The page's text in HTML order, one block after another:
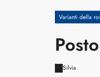
Varianti della
Silvia